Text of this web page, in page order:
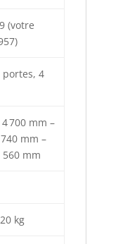
(votre
portes, 4
700 mm –
mm –
560 mm
kg